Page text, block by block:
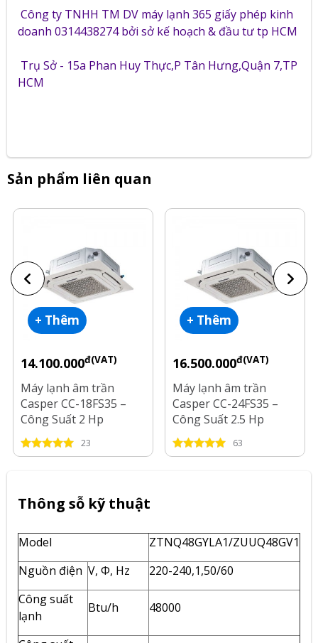
Công ty TNHH TM DV máy lạnh 365 giấy phép kinh
doanh 0314438274 bởi sở kế hoạch & đầu tư tp HCM
Trụ Sở - 15a Phan Huy Thực,P Tân Hưng,Quận 7,TP
HCM
Sản phẩm liên quan
+ Thêm
14.100.000đ(VAT)
Máy lạnh âm trần
Casper CC-18FS35 –
Công Suất 2 Hp
23
+ Thêm
16.500.000đ(VAT)
Máy lạnh âm trần
Casper CC-24FS35 –
Công Suất 2.5 Hp
63
Thông sỗ kỹ thuật
Model
ZTNQ48GYLA1/ZUUQ48GV1
Nguồn điện V, Φ, Hz
220-240,1,50/60
Công suất
lạnh
Btu/h 48000